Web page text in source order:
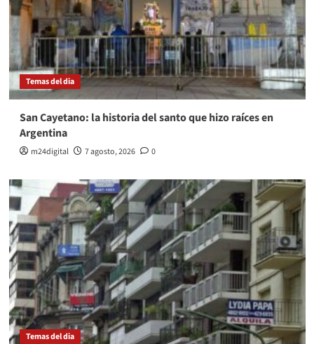
Temas del dia
San Cayetano: la historia del santo que hizo raíces en
Argentina
m24digital 7 agosto, 2026 0
Temas del dia